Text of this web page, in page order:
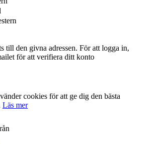
till den givna adressen. För att logga in,
för att verifiera ditt konto
cookies för att ge dig den bästa
Läs mer